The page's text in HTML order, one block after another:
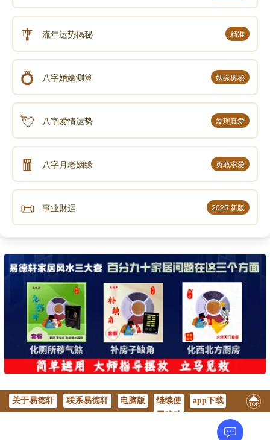
把一块方糖放在瓦斯上燃烧，只会产生火光、热和油
腻的碳块，可是如果把它吃进肚子，却能创造出许多事
物，为什么?是的，是因为思想，思想把糖所提供的能
量变成了梵谷的名画、台北的一零一大楼、肖邦的《波
兰舞曲》和米尔顿的叙事诗《失乐园》，这些都是思想
的结果;思想创造物质，这本书的写作也是来自思想，也
是来自一个念头，至于对于你有什么影响，也要看你的
思想。
你生活所看到的一切都是来自思想，以及你思想所创
造的结果。你的肉体、骨头与肌肉可被还原为百分之七
十的水份以及没有多大价值的化学物质。然而，你的思
想却使你成为你。
一念一世界
我们的每个思想和意念都负荷着不可思议的能量，这
些能量会透过各种形式实践自己。你的思想会创造出疾
病，也能治好疾病;你的思想能让你陷入痛苦，也能让你
离苦得乐。思想创造出善与恶、美与丑、成功与失败、
富有与贫穷、天堂与地狱……。你生命经验的种种，通
通都是你的思想所创造的。
所谓「一念一世界」。我们是自己命运的创造者，我
们外在所看到的一切，正是我们内心世界的呈现。英国
在一念间;天堂变地狱，地狱变天堂。」千万不要小看一
个小小的念头，你的任何「起心动念」都可能改变整个
🎐 流年运势揭秘 精准
💍 八字婚姻测算 姻缘奥秘
💘 八字爱情运势 发现真爱
🧧 八字月老姻缘 勇敢求爱
📜 事业财运 2025 新版
关于易德轩 联系易德轩 电脑版
继续使
app下载